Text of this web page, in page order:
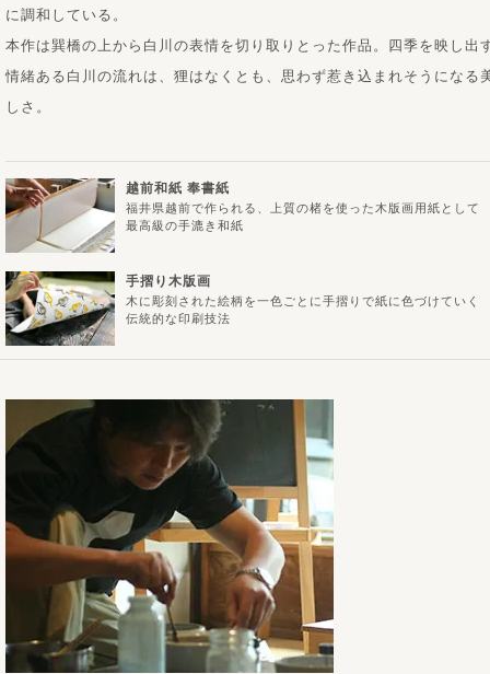
手摺り木版画
木に彫刻された絵柄を一色ごとに手摺りで紙に色づけていく
伝統的な印刷技法
越前和紙 奉書紙
福井県越前で作られる、上質の楮を使った木版画用紙として
最高級の手漉き和紙
に調和している。
本作は巽橋の上から白川の表情を切り取りとった作品。四季を映し出
情緒ある白川の流れは、狸はなくとも、思わず惹き込まれそうになる
しさ。